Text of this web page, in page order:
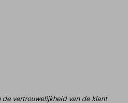
vertrouwelijkheid van de klant